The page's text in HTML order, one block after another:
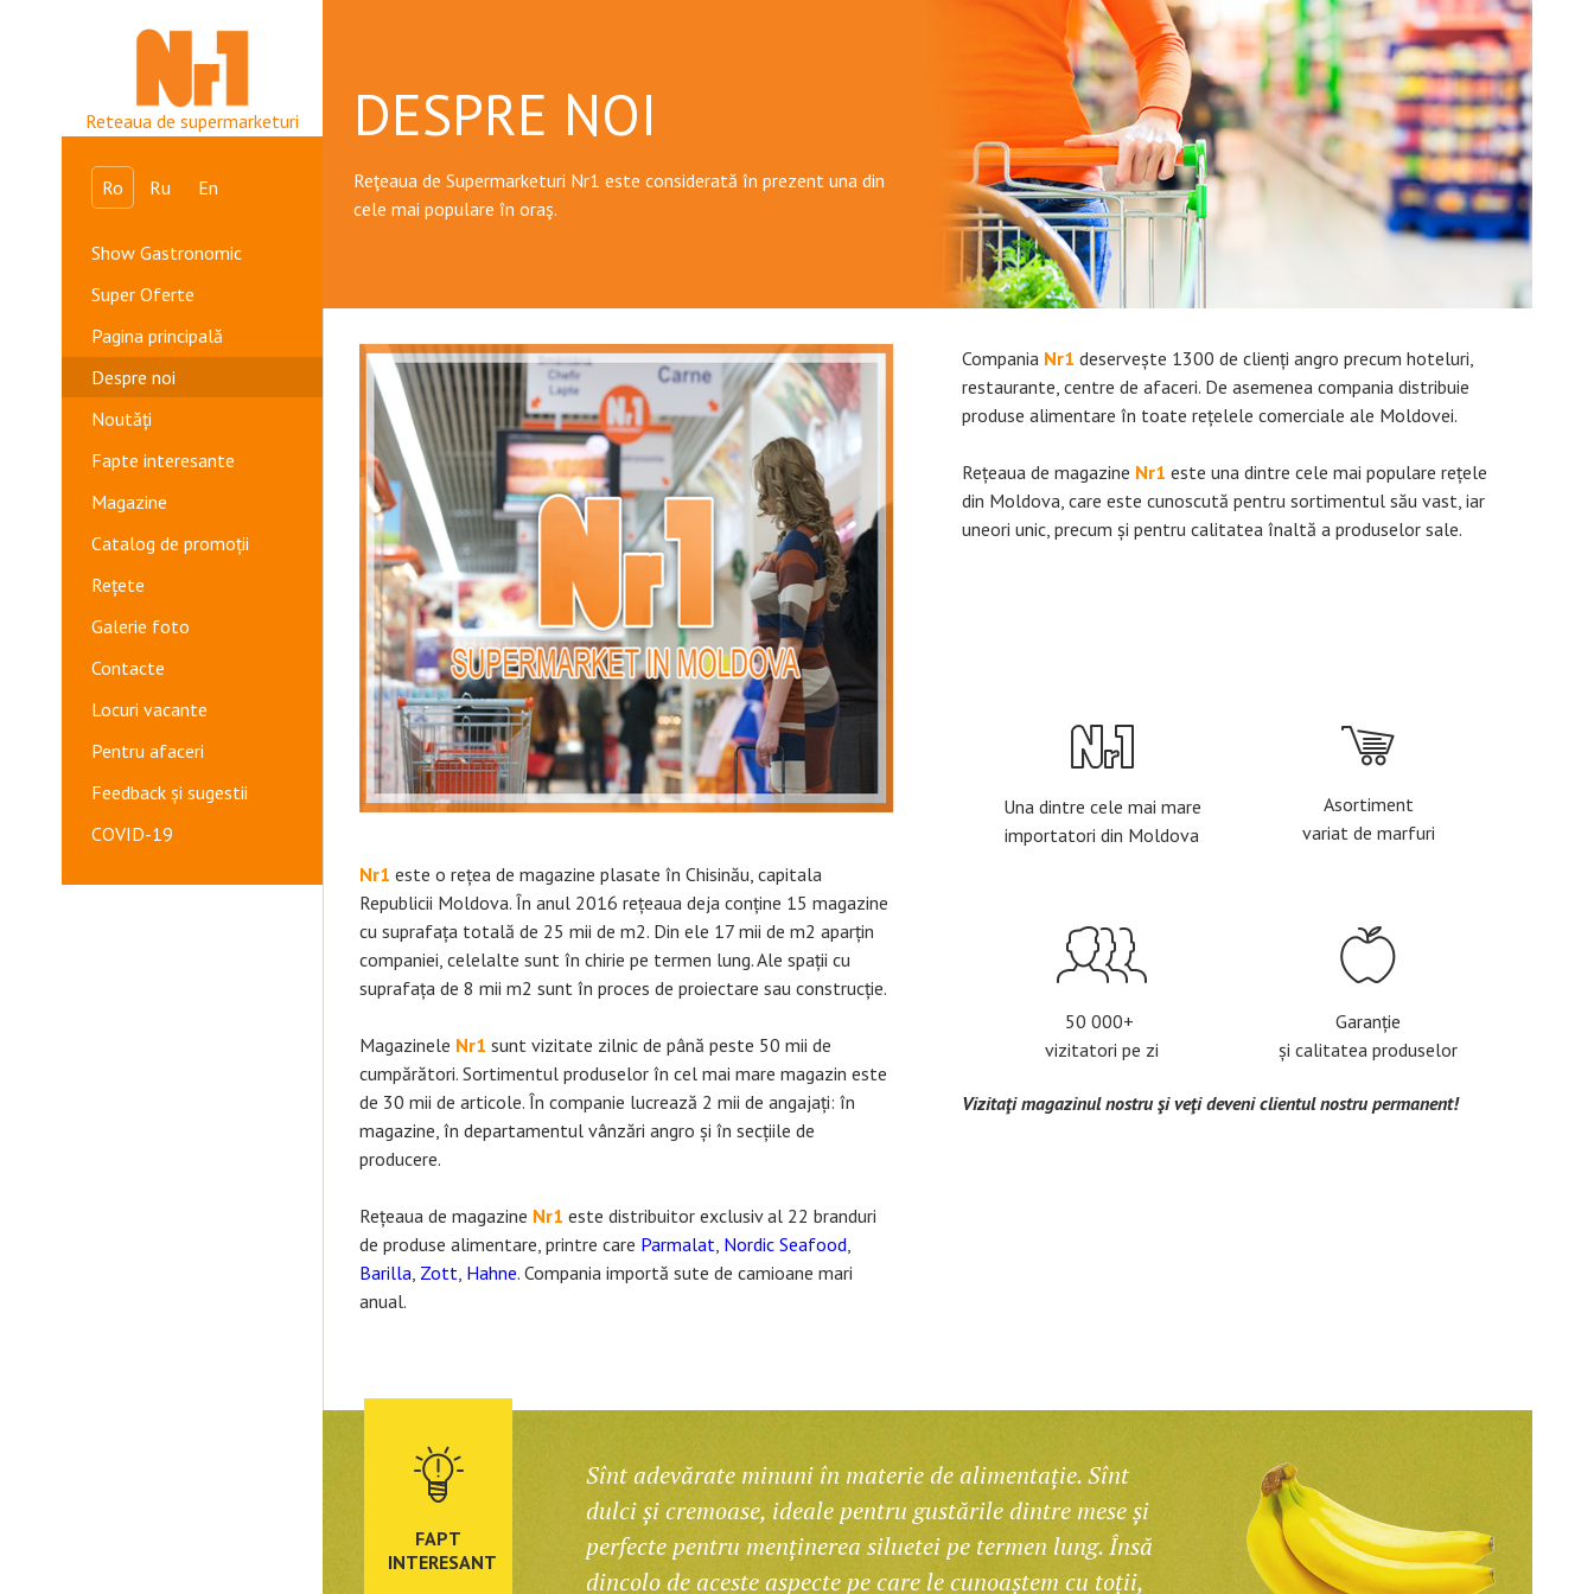
Reteaua de supermarketuri
Ro Ru En
Show Gastronomic
Super Oferte
Pagina principală
Despre noi
Noutăți
Fapte interesante
Magazine
Catalog de promoții
Rețete
Galerie foto
Contacte
Locuri vacante
Pentru afaceri
Feedback și sugestii
COVID-19
DESPRE NOI
Reţeaua de Supermarketuri Nr1 este considerată în prezent una din
cele mai populare în oraş.
Nr1 este o rețea de magazine plasate în Chisinău, capitala
Republicii Moldova. În anul 2016 rețeaua deja conține 15 magazine
cu suprafața totală de 25 mii de m2. Din ele 17 mii de m2 aparțin
companiei, celelalte sunt în chirie pe termen lung. Ale spații cu
suprafața de 8 mii m2 sunt în proces de proiectare sau construcție.
Magazinele Nr1 sunt vizitate zilnic de până peste 50 mii de
cumpărători. Sortimentul produselor în cel mai mare magazin este
de 30 mii de articole. În companie lucrează 2 mii de angajați: în
magazine, în departamentul vânzări angro și în secțiile de
producere.
Rețeaua de magazine Nr1 este distribuitor exclusiv al 22 branduri
de produse alimentare, printre care Parmalat, Nordic Seafood,
Barilla, Zott, Hahne. Compania importă sute de camioane mari
anual.
Compania Nr1 deservește 1300 de clienți angro precum hoteluri,
restaurante, centre de afaceri. De asemenea compania distribuie
produse alimentare în toate rețelele comerciale ale Moldovei.
Rețeaua de magazine Nr1 este una dintre cele mai populare rețele
din Moldova, care este cunoscută pentru sortimentul său vast, iar
uneori unic, precum și pentru calitatea înaltă a produselor sale.
Una dintre cele mai mare
importatori din Moldova
Asortiment
variat de marfuri
50 000+
vizitatori pe zi
Garanție
și calitatea produselor
Vizitaţi magazinul nostru şi veţi deveni clientul nostru permanent!
FAPT
INTERESANT
Sînt adevărate minuni în materie de alimentație. Sînt
dulci și cremoase, ideale pentru gustările dintre mese și
perfecte pentru menținerea siluetei pe termen lung. Însă
dincolo de aceste aspecte pe care le cunoaștem cu toții,